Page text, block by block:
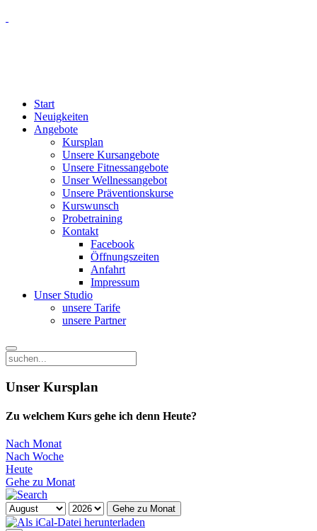
Start
Neuigkeiten
Angebote
Kursplan
Unsere Kursangebote
Unsere Fitnessangebote
Unser Wellnessangebot
Unsere Präventionskurse
Kurswunsch
Probetraining
Kontakt
Facebook
Öffnungszeiten
Anfahrt
Impressum
Unser Studio
unsere Tarife
unsere Partner
Unser Kursplan
Zu welchem Kurs gehe ich denn Heute?
Nach Monat
Nach Woche
Heute
Gehe zu Monat
Gehe zu Monat